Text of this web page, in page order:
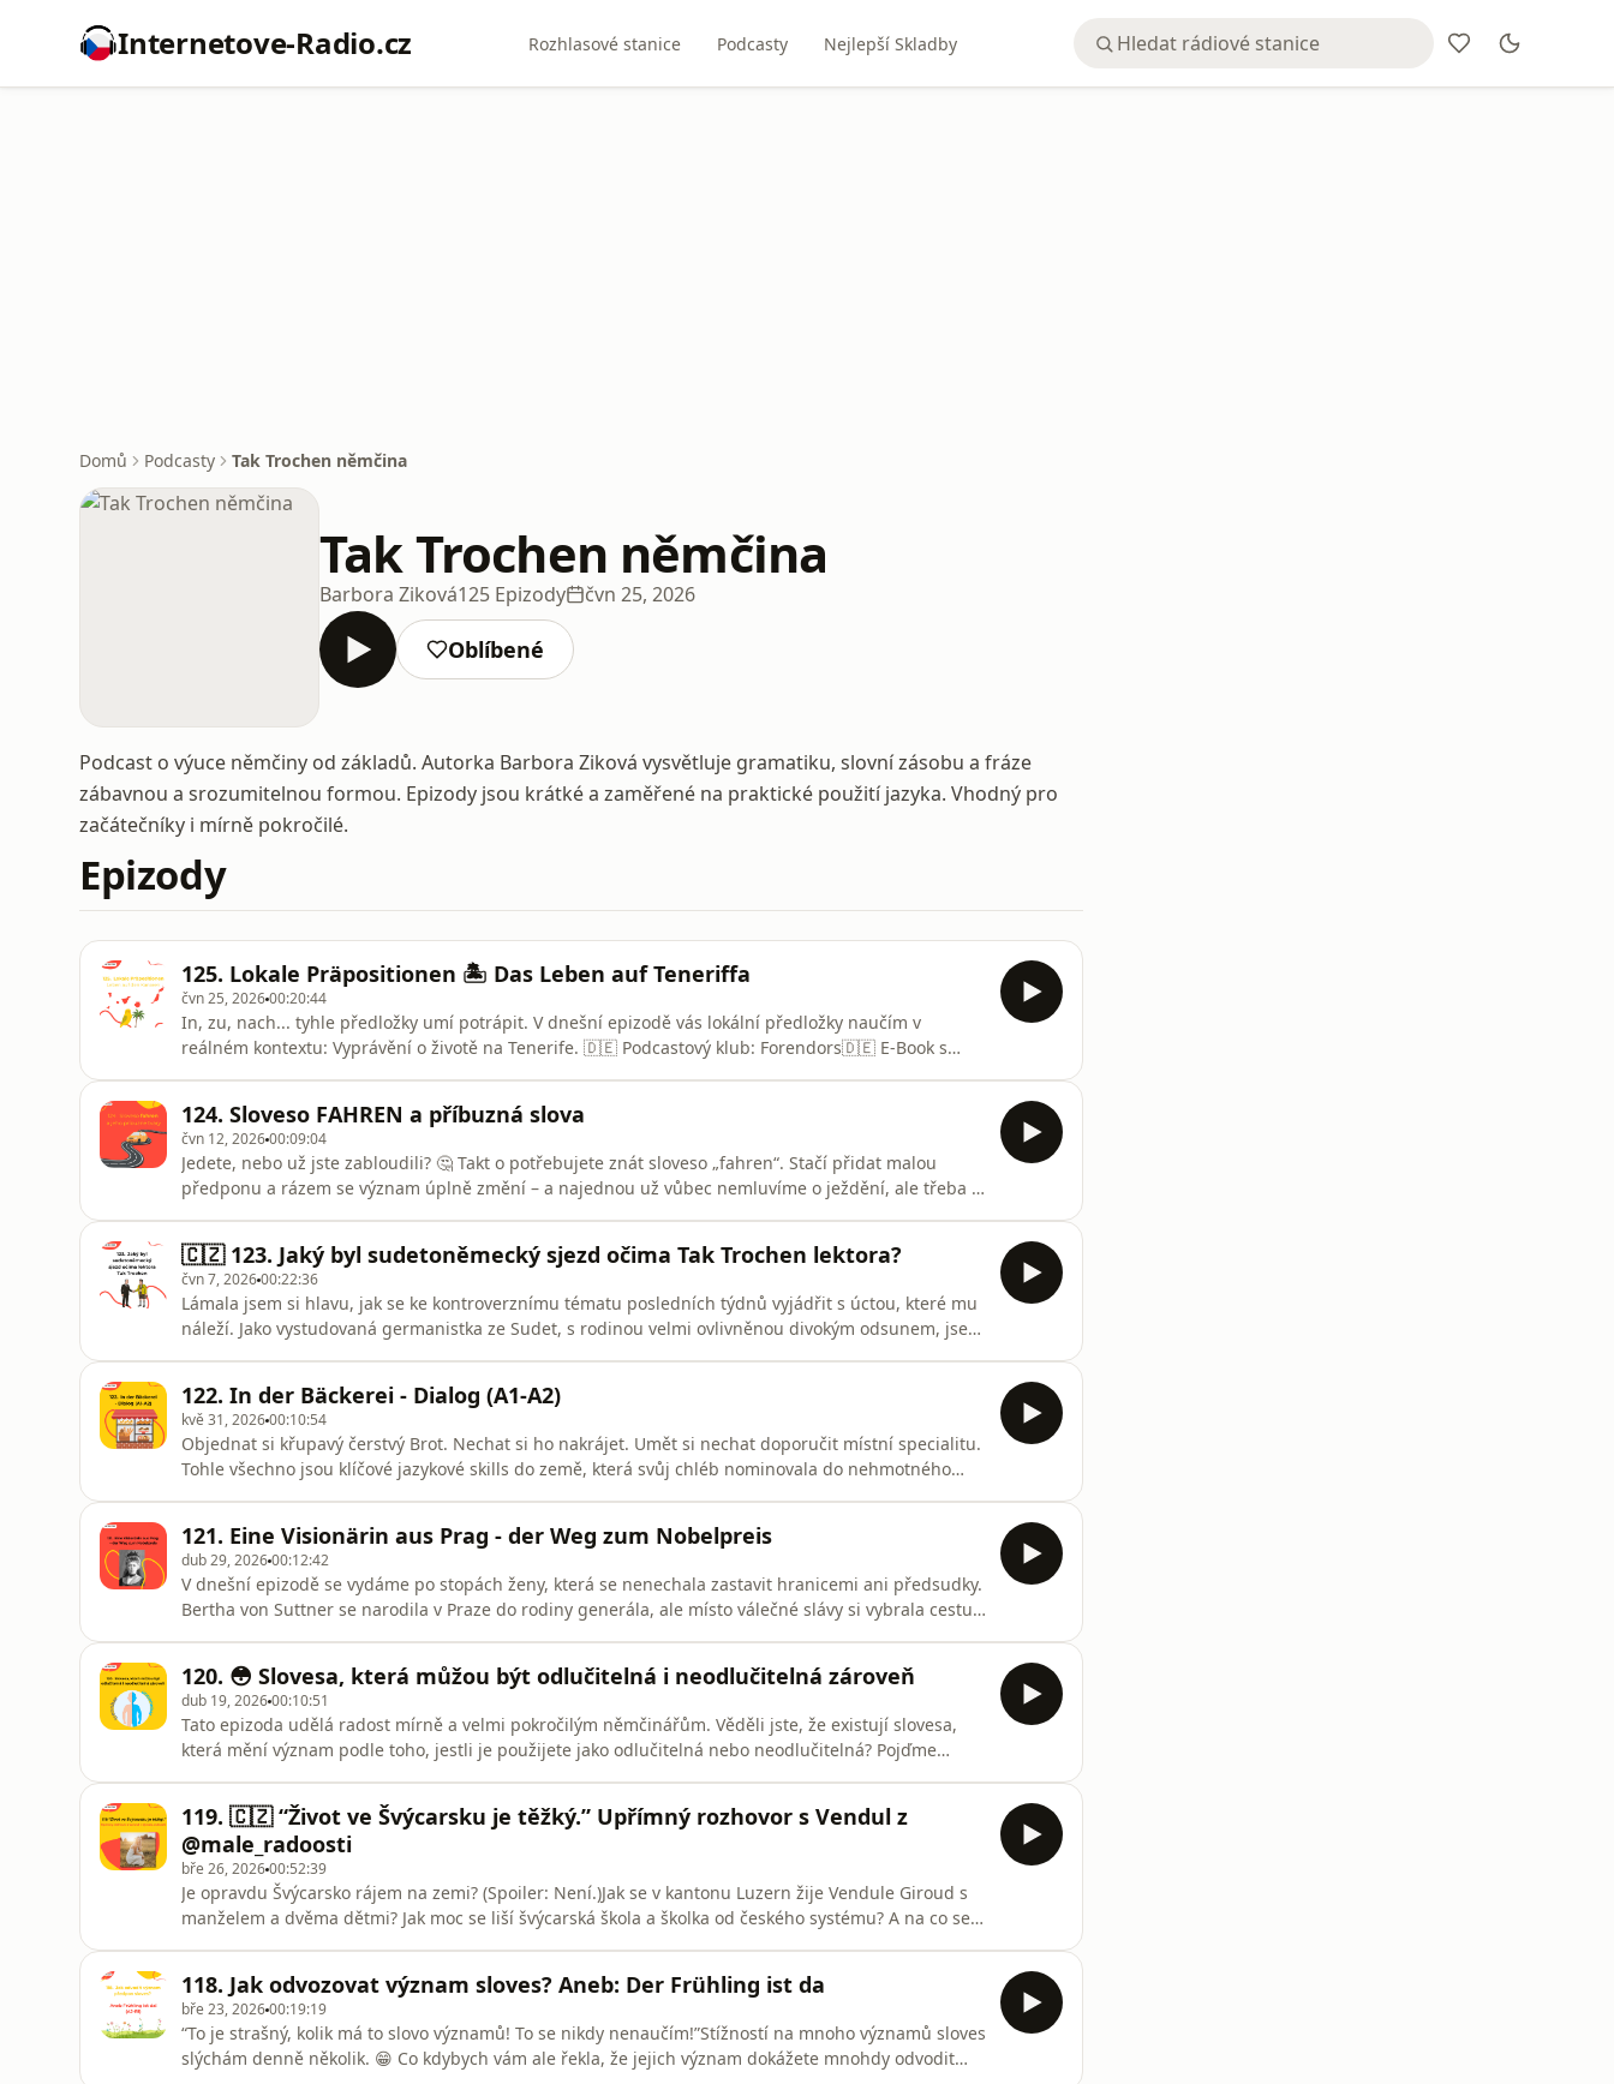
Internetove-Radio.cz Rozhlasové stanice Podcasty Nejlepší Skladby
Domů Podcasty Tak Trochen němčina
Tak Trochen němčina
Barbora Ziková125 Epizody čvn 25, 2026
Oblíbené
Podcast o výuce němčiny od základů. Autorka Barbora Ziková vysvětluje gramatiku, slovní zásobu a fráze
zábavnou a srozumitelnou formou. Epizody jsou krátké a zaměřené na praktické použití jazyka. Vhodný pro
začátečníky i mírně pokročilé.
Epizody
125. Lokale Präpositionen 🏝️ Das Leben auf Teneriffa
čvn 25, 202600:20:44
In, zu, nach... tyhle předložky umí potrápit. V dnešní epizodě vás lokální předložky naučím v
reálném kontextu: Vyprávění o životě na Tenerife. 🇩🇪 Podcastový klub: ⁠⁠⁠⁠⁠⁠⁠⁠⁠⁠⁠⁠⁠⁠⁠⁠⁠⁠⁠⁠⁠⁠⁠⁠⁠⁠⁠Forendors⁠⁠⁠⁠⁠⁠⁠⁠⁠⁠⁠⁠⁠⁠⁠⁠⁠⁠⁠⁠⁠⁠⁠⁠⁠⁠⁠🇩🇪 E-Book s
124. Sloveso FAHREN a příbuzná slova
čvn 12, 202600:09:04
Jedete, nebo už jste zabloudili? 🤔 Takt o potřebujete znát sloveso „fahren“. Stačí přidat malou
předponu a rázem se význam úplně změní – a najednou už vůbec nemluvíme o ježdění, ale třeba o
německé zdroje (filmy, knihy, podcasty, Youtubové kanály...) :⁠⁠⁠⁠⁠
🇨🇿 123. Jaký byl sudetoněmecký sjezd očima Tak Trochen lektora?
čvn 7, 202600:22:36
Lámala jsem si hlavu, jak se ke kontroverznímu tématu posledních týdnů vyjádřit s úctou, které mu
náleží. Jako vystudovaná germanistka ze Sudet, s rodinou velmi ovlivněnou divokým odsunem, jsem
sudeto
122. In der Bäckerei - Dialog (A1-A2)
kvě 31, 202600:10:54
Objednat si křupavý čerstvý Brot. Nechat si ho nakrájet. Umět si nechat doporučit místní specialitu.
Tohle všechno jsou klíčové jazykové skills do země, která svůj chléb nominovala do nehmotného
121. Eine Visionärin aus Prag - der Weg zum Nobelpreis
dub 29, 202600:12:42
V dnešní epizodě se vydáme po stopách ženy, která se nenechala zastavit hranicemi ani předsudky.
Bertha von Suttner se narodila v Praze do rodiny generála, ale místo válečné slávy si vybrala cestu
nieder! Probereme její slavný bestseller, který šokoval tehdejší Evropu.Eine schicksalhafte
Freundschaft:
120. 😳 Slovesa, která můžou být odlučitelná i neodlučitelná zároveň
dub 19, 202600:10:51
Tato epizoda udělá radost mírně a velmi pokročilým němčinářům. Věděli jste, že existují slovesa,
která mění význam podle toho, jestli je použijete jako odlučitelná nebo neodlučitelná? Pojďme
zajímavé německé zdroje (filmy, knihy, podcasty, Youtubové kanály...) :⁠⁠
119. 🇨🇿 “Život ve Švýcarsku je těžký.” Upřímný rozhovor s Vendul z
@male_radoosti
bře 26, 202600:52:39
Je opravdu Švýcarsko rájem na zemi? (Spoiler: Není.)Jak se v kantonu Luzern žije Vendule Giroud s
manželem a dvěma dětmi? Jak moc se liší švýcarská škola a školka od českého systému? A na co se
Podcastový klub: ⁠⁠⁠⁠⁠⁠
118. Jak odvozovat význam sloves? Aneb: Der Frühling ist da
bře 23, 202600:19:19
“To je strašný, kolik má to slovo významů! To se nikdy nenaučím!”Stížností na mnoho významů sloves
slýchám denně několik. 😁 Co kdybych vám ale řekla, že jejich význam dokážete mnohdy odvodit